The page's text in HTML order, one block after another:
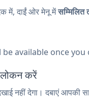
में, दाईं ओर मेनू मेंसम्मिलित
available once
करें
नहीं देगा। दबाएंआपकी